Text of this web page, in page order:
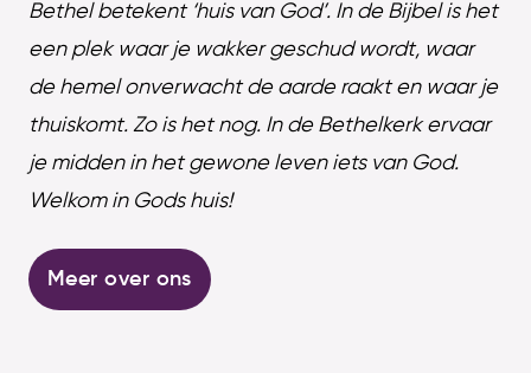
Bethel betekent ‘huis van God’. In de Bijbel is het
een plek waar je wakker geschud wordt, waar
de hemel onverwacht de aarde raakt en waar je
thuiskomt. Zo is het nog. In de Bethelkerk ervaar
je midden in het gewone leven iets van God.
Welkom in Gods huis!
Meer over ons